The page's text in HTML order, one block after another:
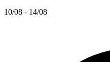
10/08 - 14/08